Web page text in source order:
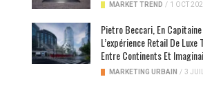
MARKET TREND / 1 OCT
Pietro Beccari, En
L’expérience Retail De
Entre Continents Et
MARKETING URBAIN / 3